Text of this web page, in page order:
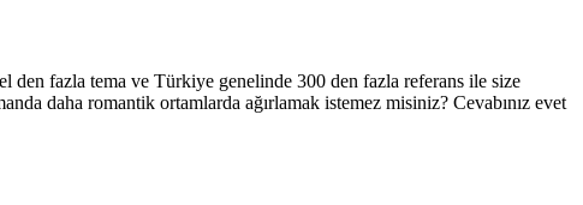
den fazla tema ve Türkiye genelinde 300 den fazla referans ile size
daha romantik ortamlarda ağırlamak istemez misiniz? Cevabınız evet